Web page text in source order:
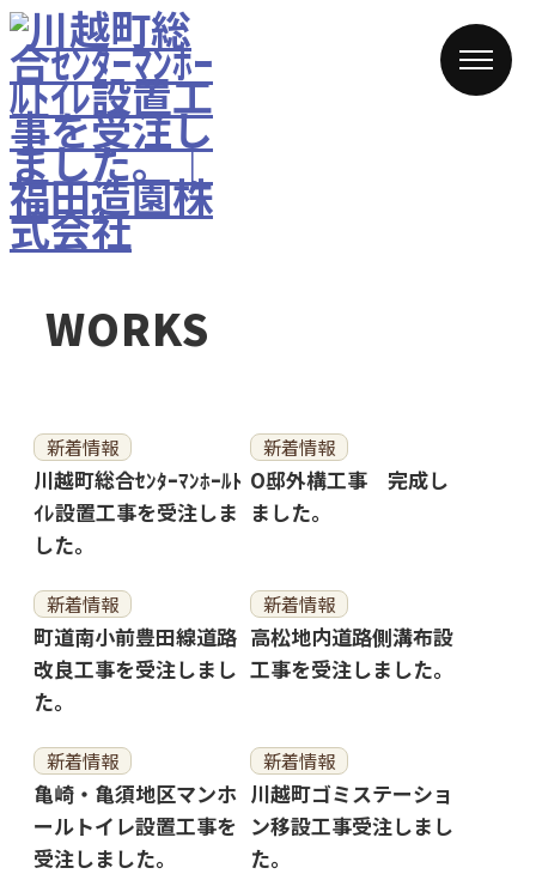
WORKS
新着情報
川越町総合ｾﾝﾀｰﾏﾝﾎｰﾙﾄ
ｲﾚ設置工事を受注しま
した。
新着情報
O邸外構工事 完成し
ました。
新着情報
町道南小前豊田線道路
改良工事を受注しまし
た。
新着情報
高松地内道路側溝布設
工事を受注しました。
新着情報
亀崎・亀須地区マンホ
ールトイレ設置工事を
受注しました。
新着情報
川越町ゴミステーショ
ン移設工事受注しまし
た。